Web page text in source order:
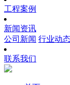
工程案例
新闻资讯
公司新闻 行业动态
联系我们